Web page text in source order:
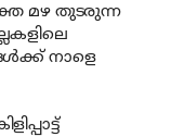
മഴ തുടരുന്ന
നാളെ